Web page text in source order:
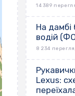
14 389
На дамбі
водій
8 234
Lexus: